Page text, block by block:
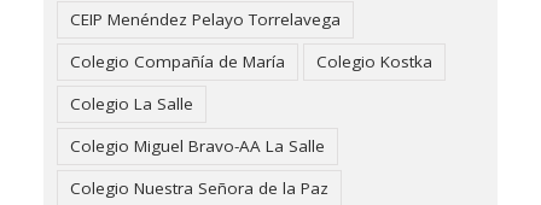
CEIP Menéndez Pelayo Torrelavega
Colegio Compañía de María
Colegio Kostka
Colegio La Salle
Colegio Miguel Bravo-AA La Salle
Colegio Nuestra Señora de la Paz